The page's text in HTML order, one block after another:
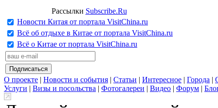
Рассылки Subscribe.Ru
Новости Китая от портала VisitChina.ru
Всё об отдыхе в Китае от портала VisitChina.ru
Всё о Китае от портала VisitChina.ru
О проекте | Новости и события | Статьи | Интересное | Города |
Услуги | Визы и посольства | Фотогалереи | Видео | Форум |